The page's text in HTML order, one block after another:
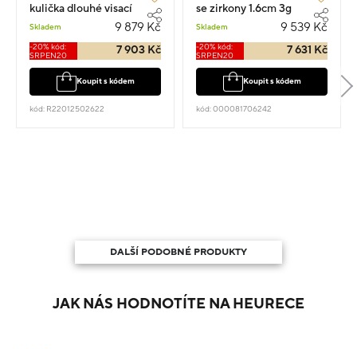
kulička dlouhé visací
Skladem 9 879 Kč
-20% kód:
SRPEN20
7 903 Kč
Koupit s kódem
kód: R22012502622
se zirkony 1.6cm 3g
Skladem 9 539 Kč
-20% kód:
SRPEN20
7 631 Kč
Koupit s kódem
kód: 000081706242
DALŠÍ PODOBNÉ PRODUKTY
JAK NÁS HODNOTÍTE NA HEURECE